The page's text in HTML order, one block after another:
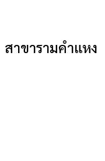
สาขารามคำแหง